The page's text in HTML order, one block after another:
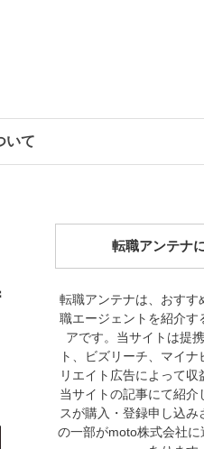
いて
転職アンテナ
転職アンテナは、おすす
職エージェントを紹介す
アです。当サイトは提
ト、ビズリーチ、マイナ
リエイト広告によって収
当サイトの記事にて紹介
スが購入・登録申し込み
の一部がmoto株式会社